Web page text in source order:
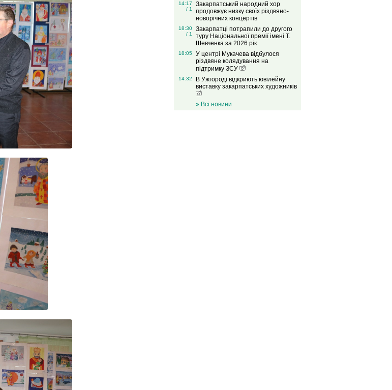
14:17
/ 1
Закарпатський народний хор
продовжує низку своїх різдвяно-
новорічних концертів
18:30
/ 1
Закарпатці потрапили до другого
туру Національної премії імені Т.
Шевченка за 2026 рік
18:05
У центрі Мукачева відбулося
різдвяне колядування на
підтримку ЗСУ
14:32
В Ужгороді відкриють ювілейну
виставку закарпатських художників
» Всі новини